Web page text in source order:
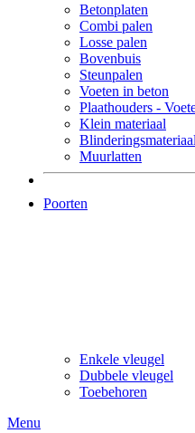
Betonplaten
Combi palen
Losse palen
Bovenbuis
Steunpalen
Voeten in beton
Plaathouders -
Klein materiaal
Blinderingsmateriaal
Muurlatten
Poorten
Enkele vleugel
Dubbele vleugel
Toebehoren
Menu